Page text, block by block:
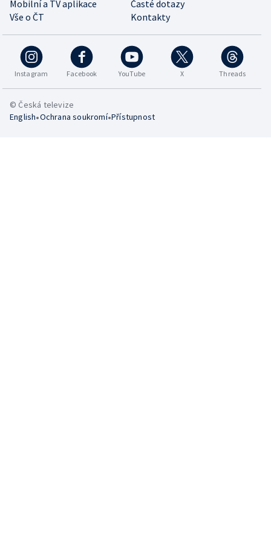
Mobilní a TV aplikace
Časté dotazy
Vše o ČT
Kontakty
Instagram Facebook YouTube X Threads
© Česká televize
English•Ochrana soukromí•Přístupnost